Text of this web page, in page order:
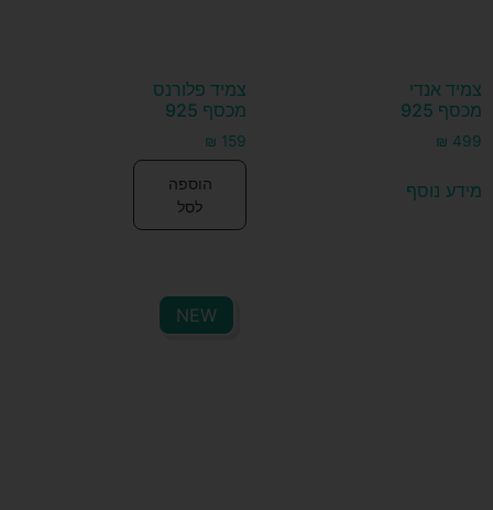
צמיד אנדי
מכסף 925
₪ 499
מידע נוסף
צמיד פלורנס
מכסף 925
₪ 159
הוספה
לסל
NEW